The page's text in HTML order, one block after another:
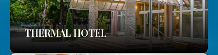
THERMAL HOTEL